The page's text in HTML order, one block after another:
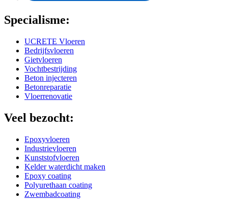
Specialisme:
UCRETE Vloeren
Bedrijfsvloeren
Gietvloeren
Vochtbestrijding
Beton injecteren
Betonreparatie
Vloerrenovatie
Veel bezocht:
Epoxyvloeren
Industrievloeren
Kunststofvloeren
Kelder waterdicht maken
Epoxy coating
Polyurethaan coating
Zwembadcoating